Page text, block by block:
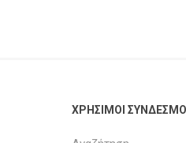
ΧΡΗΣΙΜΟΙ ΣΥΝΔΕΣΜΟΙ